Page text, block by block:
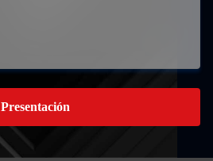
Presentación